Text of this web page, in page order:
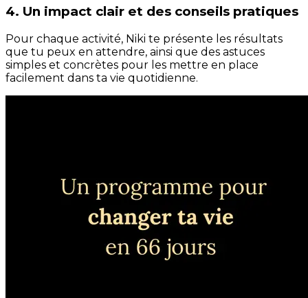
4. Un impact clair et des conseils pratiques
Pour chaque activité, Niki te présente les résultats
que tu peux en attendre, ainsi que des astuces
simples et concrètes pour les mettre en place
facilement dans ta vie quotidienne.